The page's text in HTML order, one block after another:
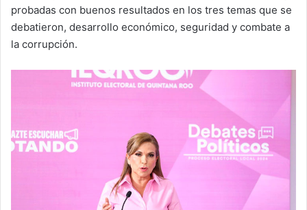
probadas con buenos resultados en los tres temas que se
debatieron, desarrollo económico, seguridad y combate a
la corrupción.